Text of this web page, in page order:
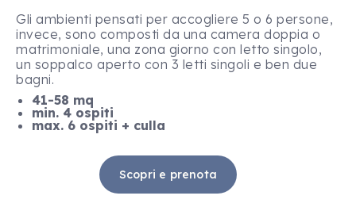
Gli ambienti pensati per accogliere 5 o 6 persone,
invece, sono composti da una camera doppia o
matrimoniale, una zona giorno con letto singolo,
un soppalco aperto con 3 letti singoli e ben due
bagni.
41-58 mq
min. 4 ospiti
max. 6 ospiti + culla
Scopri e prenota